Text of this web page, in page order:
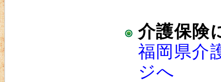
介護保険
福岡県介
ジへ